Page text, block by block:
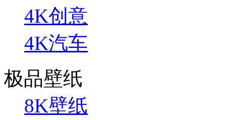
4K创意
4K汽车
极品壁纸
8K壁纸